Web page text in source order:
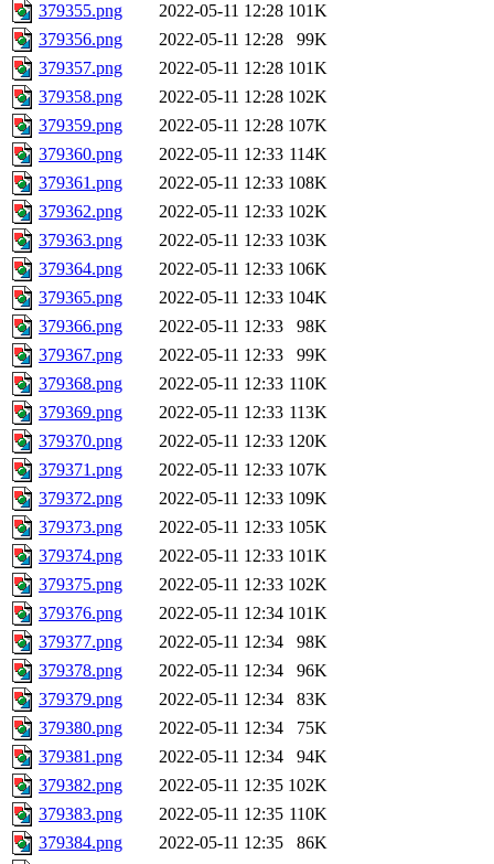
379355.png 2022-05-11 12:28 101K
379356.png
2022-05-11 12:28
99K
379357.png
2022-05-11 12:28 101K
379358.png
2022-05-11 12:28 102K
379359.png
2022-05-11 12:28 107K
379360.png
2022-05-11 12:33 114K
379361.png
2022-05-11 12:33 108K
379362.png
2022-05-11 12:33 102K
379363.png
2022-05-11 12:33 103K
379364.png
2022-05-11 12:33 106K
379365.png
2022-05-11 12:33 104K
379366.png
2022-05-11 12:33
98K
379367.png
2022-05-11 12:33
99K
379368.png
2022-05-11 12:33 110K
379369.png
2022-05-11 12:33 113K
379370.png
2022-05-11 12:33 120K
379371.png
2022-05-11 12:33 107K
379372.png
2022-05-11 12:33 109K
379373.png
2022-05-11 12:33 105K
379374.png
2022-05-11 12:33 101K
379375.png
2022-05-11 12:33 102K
379376.png
2022-05-11 12:34 101K
379377.png
2022-05-11 12:34
98K
379378.png
2022-05-11 12:34
96K
379379.png
2022-05-11 12:34
83K
379380.png
2022-05-11 12:34
75K
379381.png
2022-05-11 12:34
94K
379382.png
2022-05-11 12:35 102K
379383.png
2022-05-11 12:35 110K
379384.png
2022-05-11 12:35
86K